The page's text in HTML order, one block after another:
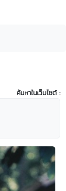
ค้นหาในเว็บไซต์ :